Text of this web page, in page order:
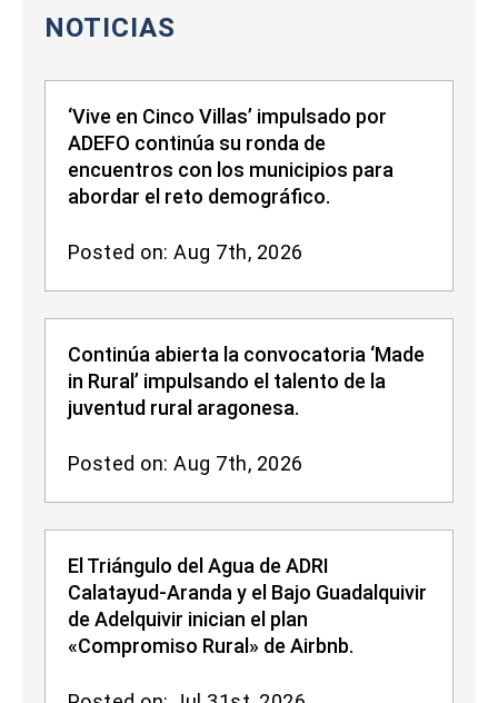
NOTICIAS
‘Vive en Cinco Villas’ impulsado por
ADEFO continúa su ronda de
encuentros con los municipios para
abordar el reto demográfico.
Posted on: Aug 7th, 2026
Continúa abierta la convocatoria ‘Made
in Rural’ impulsando el talento de la
juventud rural aragonesa.
Posted on: Aug 7th, 2026
El Triángulo del Agua de ADRI
Calatayud-Aranda y el Bajo Guadalquivir
de Adelquivir inician el plan
«Compromiso Rural» de Airbnb.